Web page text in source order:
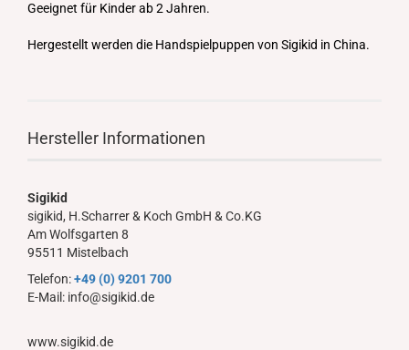
Geeignet für Kinder ab 2 Jahren.
Hergestellt werden die Handspielpuppen von Sigikid in China.
Hersteller Informationen
Sigikid
sigikid, H.Scharrer & Koch GmbH & Co.KG
Am Wolfsgarten 8
95511 Mistelbach
Telefon:+49 (0) 9201 700
E-Mail: info@sigikid.de
www.sigikid.de